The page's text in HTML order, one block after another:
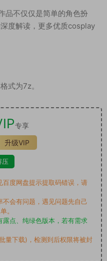
品不仅仅是简单的角色扮
度解读，更多优质cosplay
式为7z。
专享
升级VIP
压
度网盘提示提取码错误，请
会有问题，遇见问题先自己
。
点、纯绿色版本，若有需求
下载)，检测到后权限将被封